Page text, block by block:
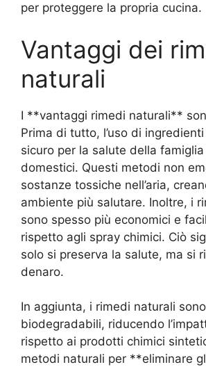
per proteggere la propria cucina.
Vantaggi dei
naturali
I **vantaggi rimedi naturali**
Prima di tutto, l’uso di
sicuro per la salute della
domestici. Questi metodi non
sostanze tossiche nell’aria,
ambiente più salutare. Inoltre, i
sono spesso più economici e
rispetto agli spray chimici. Ciò
solo si preserva la salute, ma si
denaro.
In aggiunta, i rimedi naturali sono
biodegradabili, riducendo
rispetto ai prodotti chimici
metodi naturali per **eliminare